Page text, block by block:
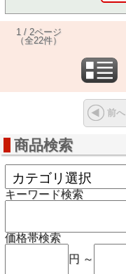
1 / 2ページ
（全22件）
前へ
商品検索
キーワード検索
価格帯検索
円 ～